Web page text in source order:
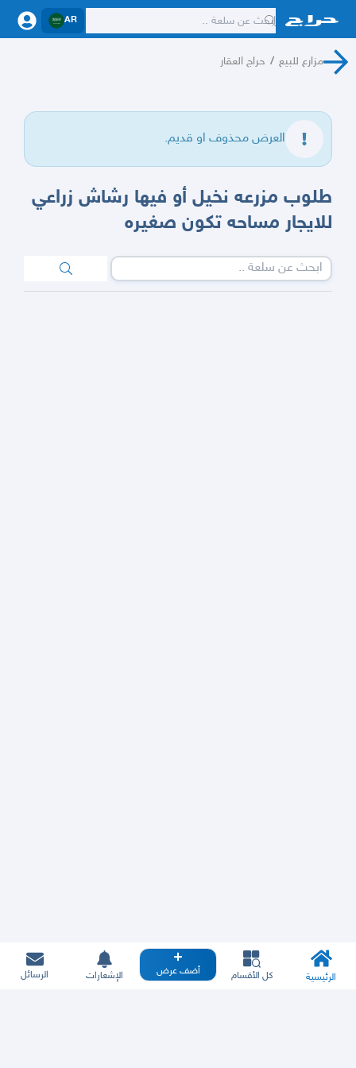
AR
مزارع للبيع / حراج العقار
العرض محذوف او قديم.
طلوب مزرعه نخيل أو فيها رشاش زراعي
للايجار مساحه تكون صغيره
الرئيسية كل الأقسام أضف عرض الإشعارات الرسائل